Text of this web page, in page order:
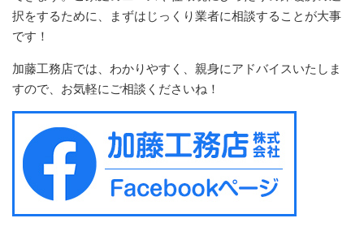
択をするために、まずはじっくり業者に相談することが大事
です！
加藤工務店では、わかりやすく、親身にアドバイスいたしま
すので、お気軽にご相談くださいね！